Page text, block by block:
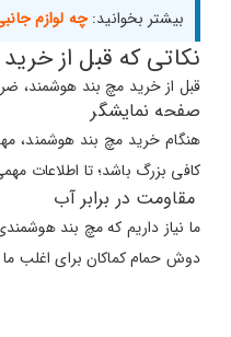
بیشتر بخوانید: چه لوازم
نکاتی که قبل از
قبل از خرید مچ بند هوشمند،
صفحه نمایشگر
هنگام خرید مچ بند هوشمند،
کافی بزرگ باشد؛ تا اطلاعات
مقاومت در برابر آب
ما نیاز داریم که مچ بند
دوش حمام کماکان برای اغلب